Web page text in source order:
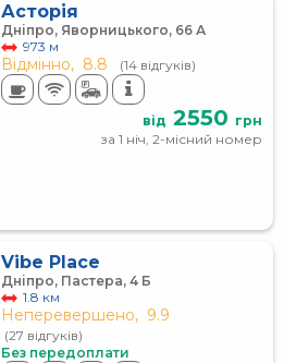
Асторія
Дніпро, Яворницького, 66 А
973 м
Відмінно, 8.8 (14 відгуків)
від 2550 грн
за 1 ніч, 2-місний номер
Vibe Place
Дніпро, Пастера, 4 Б
1.8 км
Неперевершено, 9.9
(27 відгуків)
Без передоплати